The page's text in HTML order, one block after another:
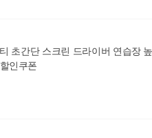
초간단 스크린 드라이버 연습장
인쿠폰